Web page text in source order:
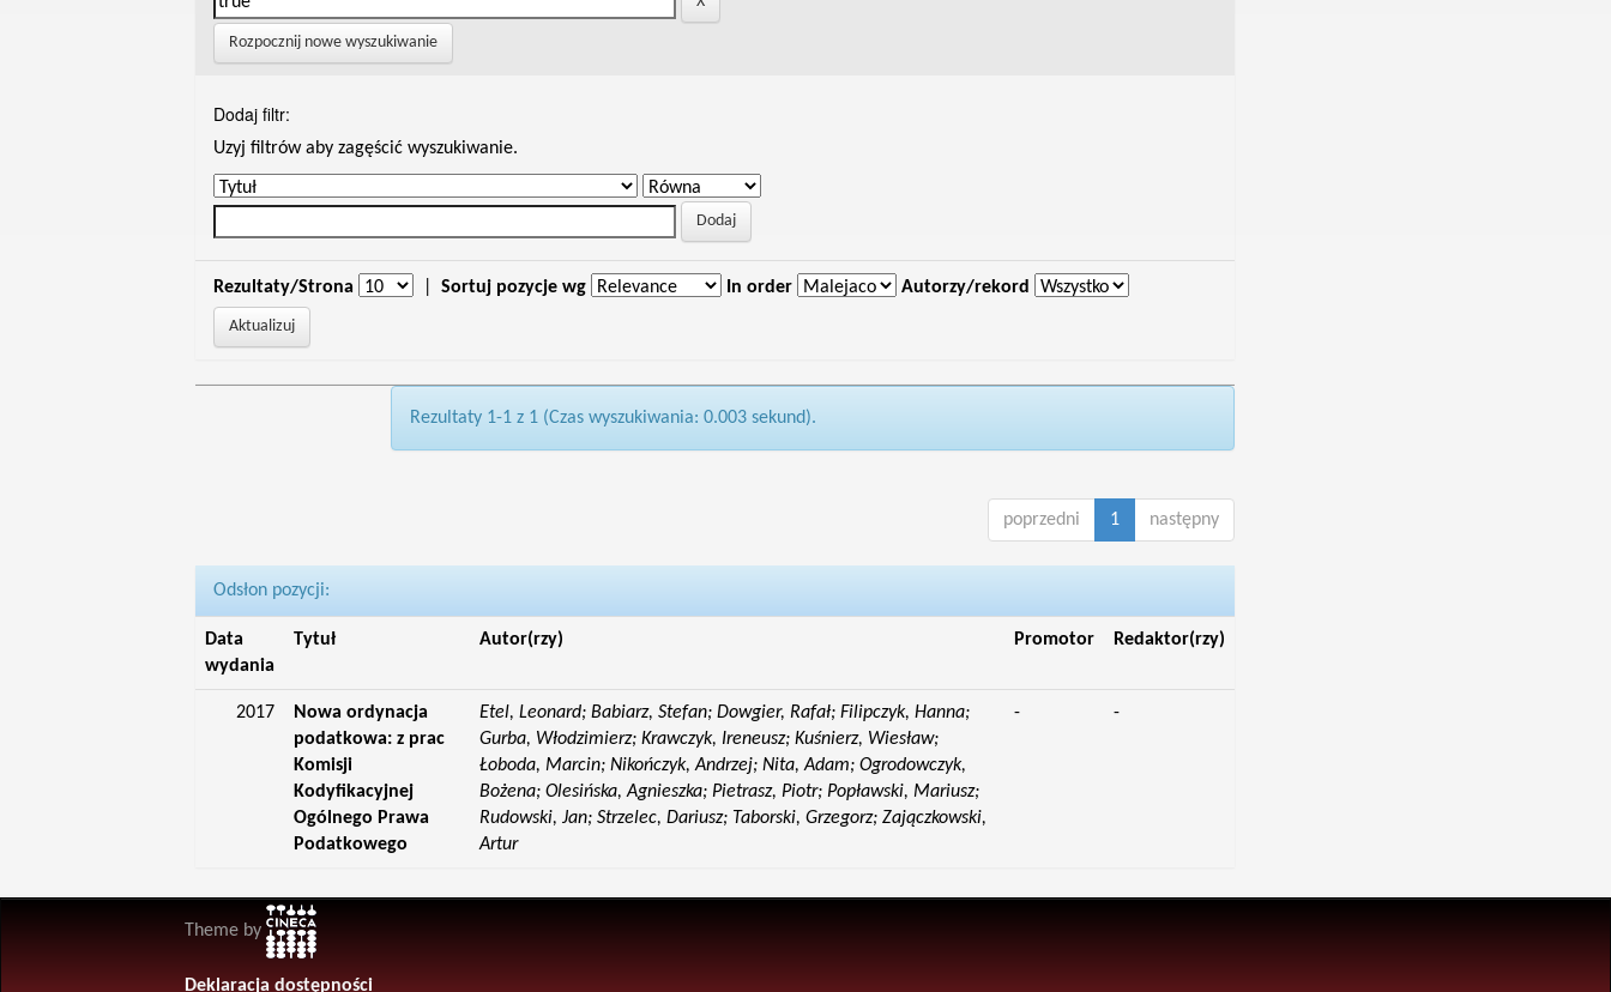
Rozpocznij nowe wyszukiwanie
Dodaj filtr:
Uzyj filtrów aby zagęścić wyszukiwanie.
Rezultaty/Strona Sortuj pozycje wg In order Autorzy/rekord
Rezultaty 1-1 z 1 (Czas wyszukiwania: 0.003 sekund).
poprzedni 1 następny
Odsłon pozycji:
Data
wydania
Tytuł Autor(rzy) Promotor Redaktor(rzy)
2017
Nowa ordynacja
podatkowa: z prac
Komisji
Kodyfikacyjnej
Ogólnego Prawa
Podatkowego
Etel, Leonard; Babiarz, Stefan; Dowgier, Rafał; Filipczyk, Hanna;
Gurba, Włodzimierz; Krawczyk, Ireneusz; Kuśnierz, Wiesław;
Łoboda, Marcin; Nikończyk, Andrzej; Nita, Adam; Ogrodowczyk,
Bożena; Olesińska, Agnieszka; Pietrasz, Piotr; Popławski, Mariusz;
Rudowski, Jan; Strzelec, Dariusz; Taborski, Grzegorz; Zajączkowski,
Artur
- -
Theme by
Deklaracja dostępności